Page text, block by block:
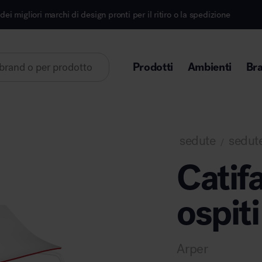
pronti per il ritiro o la spedizione Iscriviti
Prodotti Ambienti
sedute
ospiti
Arper